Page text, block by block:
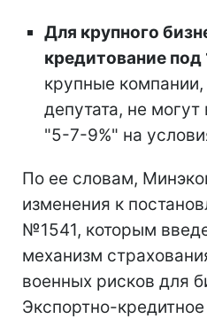
Для крупного
кредитование под
крупные
депутата, не могут
"5-7-9%" на
По ее словам,
изменения к
№1541, которым
механизм
военных рисков для
Экспортно-